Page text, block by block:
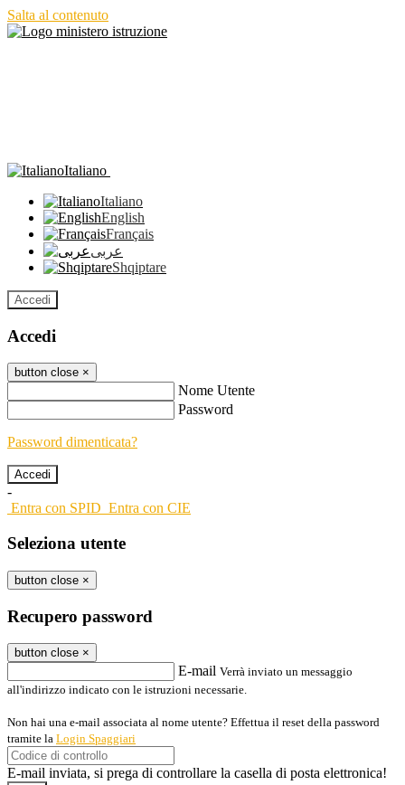
Salta al contenuto
Italiano
Italiano
English
Français
عربى
Shqiptare
Accedi
Accedi
button close ×
Nome Utente
Password
Password dimenticata?
-
Entra con SPID Entra con CIE
Seleziona utente
button close ×
Recupero password
button close ×
E-mail Verrà inviato un messaggio
all'indirizzo indicato con le istruzioni necessarie.
Non hai una e-mail associata al nome utente? Effettua il reset della password
tramite la Login Spaggiari
E-mail inviata, si prega di controllare la casella di posta elettronica!